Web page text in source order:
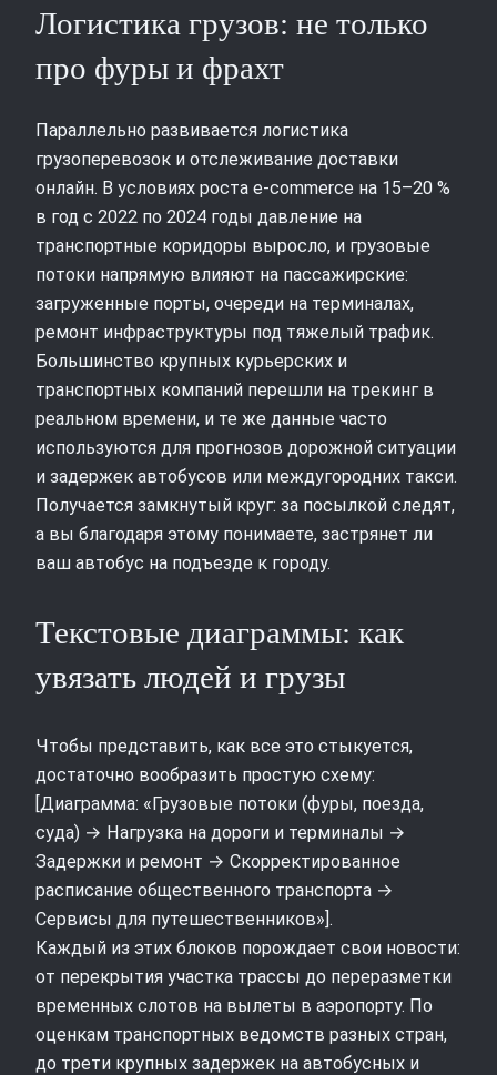
Логистика грузов: не только
про фуры и фрахт
Параллельно развивается логистика
грузоперевозок и отслеживание доставки
онлайн. В условиях роста e‑commerce на 15–20 %
в год с 2022 по 2024 годы давление на
транспортные коридоры выросло, и грузовые
потоки напрямую влияют на пассажирские:
загруженные порты, очереди на терминалах,
ремонт инфраструктуры под тяжелый трафик.
Большинство крупных курьерских и
транспортных компаний перешли на трекинг в
реальном времени, и те же данные часто
используются для прогнозов дорожной ситуации
и задержек автобусов или междугородних такси.
Получается замкнутый круг: за посылкой следят,
а вы благодаря этому понимаете, застрянет ли
ваш автобус на подъезде к городу.
Текстовые диаграммы: как
увязать людей и грузы
Чтобы представить, как все это стыкуется,
достаточно вообразить простую схему:
[Диаграмма: «Грузовые потоки (фуры, поезда,
суда) → Нагрузка на дороги и терминалы →
Задержки и ремонт → Скорректированное
расписание общественного транспорта →
Сервисы для путешественников»].
Каждый из этих блоков порождает свои новости:
от перекрытия участка трассы до переразметки
временных слотов на вылеты в аэропорту. По
оценкам транспортных ведомств разных стран,
до трети крупных задержек на автобусных и